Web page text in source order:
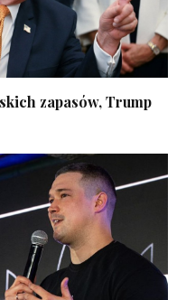
zapasów, Trump